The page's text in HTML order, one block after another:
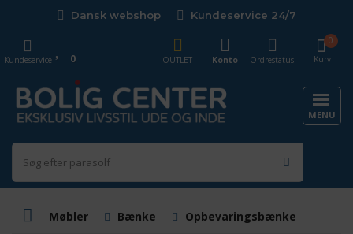
Dansk webshop Kundeservice 24/7
Kurv
0
OUTLET
Konto Ordrestatus
Kundeservice 0
MENU
Møbler Bænke Opbevaringsbænke